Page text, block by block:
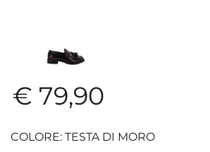
€ 79,90
COLORE: TESTA DI MORO